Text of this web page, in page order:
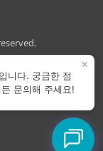
Inc.,
니다. 궁금한 점
문의해 주세요!
×